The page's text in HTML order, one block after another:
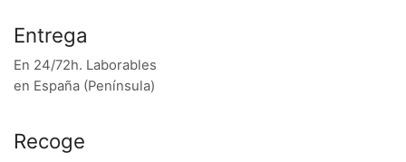
Entrega
En 24/72h. Laborables
en España (Península)
Recoge